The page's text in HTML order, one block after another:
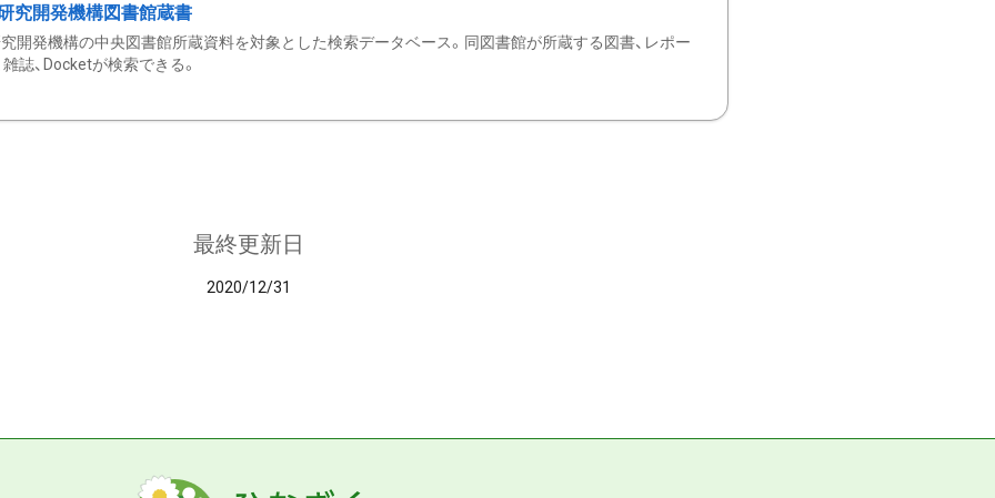
究開発機構図書館蔵書
開発機構の中央図書館所蔵資料を対象とした検索データベース。同図書館が所蔵する図書、レポー
雑誌、Docketが検索できる。
最終更新日
2020/12/31